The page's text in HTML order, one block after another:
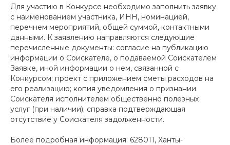
Для участию в Конкурсе необходимо заполнить заявку
с наименованием участника, ИНН, номинацией,
перечнем мероприятий, общей суммой, контактными
данными. К заявлению направляются следующие
перечисленные документы: согласие на публикацию
информации о Соискателе, о подаваемой Соискателем
Заявке, иной информации о нем, связанной с
Конкурсом; проект с приложением сметы расходов на
его реализацию; копия уведомления о признании
Соискателя исполнителем общественно полезных
услуг (при наличии); справка подтверждающая
отсутствие у Соискателя задолженности.
Более подробная информация: 628011, Ханты-